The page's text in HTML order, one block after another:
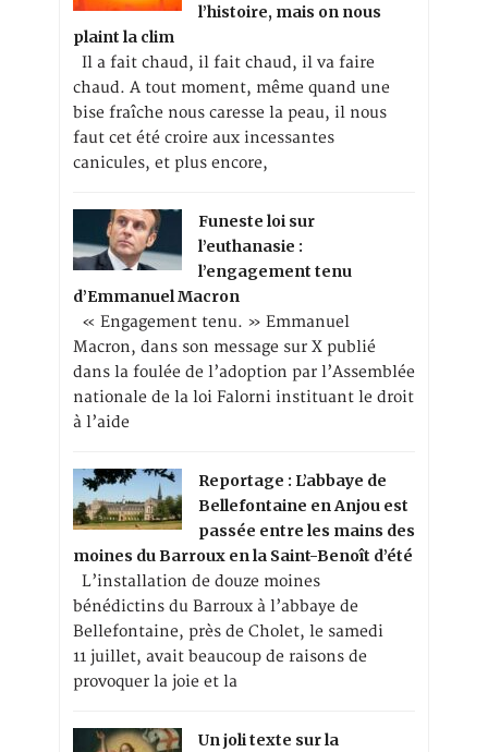
l’histoire, mais on nous
plaint la clim
Il a fait chaud, il fait chaud, il va faire
chaud. A tout moment, même quand une
bise fraîche nous caresse la peau, il nous
faut cet été croire aux incessantes
canicules, et plus encore,
Funeste loi sur
l’euthanasie :
l’engagement tenu
d’Emmanuel Macron
« Engagement tenu. » Emmanuel
Macron, dans son message sur X publié
dans la foulée de l’adoption par l’Assemblée
nationale de la loi Falorni instituant le droit
à l’aide
Reportage : L’abbaye de
Bellefontaine en Anjou est
passée entre les mains des
moines du Barroux en la Saint-Benoît d’été
L’installation de douze moines
bénédictins du Barroux à l’abbaye de
Bellefontaine, près de Cholet, le samedi
11 juillet, avait beaucoup de raisons de
provoquer la joie et la
Un joli texte sur la